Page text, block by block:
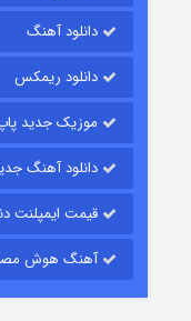
دانلود آهنگ
دانلود ریمکس
موزیک جدید
دانلود آهنگ
قیمت ایمپلنت
آهنگ هوش